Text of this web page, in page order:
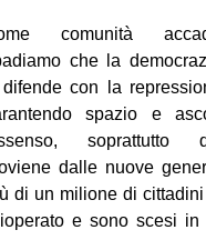
comunità
che la
con la
spazio e
soprattutto
dalle nuove
di un milione di
e sono scesi in